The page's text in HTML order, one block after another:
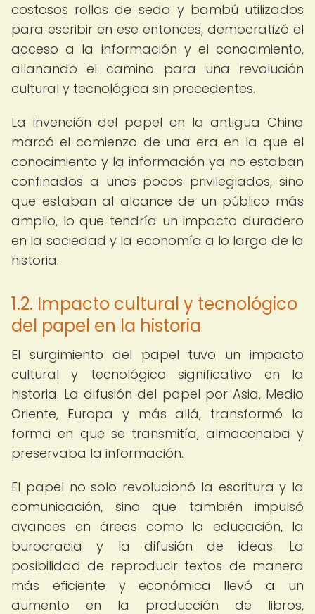
costosos rollos de seda y bambú utilizados
para escribir en ese entonces, democratizó el
acceso a la información y el conocimiento,
allanando el camino para una revolución
cultural y tecnológica sin precedentes.
La invención del papel en la antigua China
marcó el comienzo de una era en la que el
conocimiento y la información ya no estaban
confinados a unos pocos privilegiados, sino
que estaban al alcance de un público más
amplio, lo que tendría un impacto duradero
en la sociedad y la economía a lo largo de la
historia.
1.2. Impacto cultural y tecnológico
del papel en la historia
El surgimiento del papel tuvo un impacto
cultural y tecnológico significativo en la
historia. La difusión del papel por Asia, Medio
Oriente, Europa y más allá, transformó la
forma en que se transmitía, almacenaba y
preservaba la información.
El papel no solo revolucionó la escritura y la
comunicación, sino que también impulsó
avances en áreas como la educación, la
burocracia y la difusión de ideas. La
posibilidad de reproducir textos de manera
más eficiente y económica llevó a un
aumento en la producción de libros,